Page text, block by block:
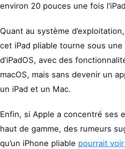
environ 20 pouces une fois
Quant au système
cet iPad pliable tourne sous
d’iPadOS, avec des
macOS, mais sans devenir un
un iPad et un Mac.
Enfin, si Apple a concentré ses
haut de gamme, des rumeurs
qu’un iPhone pliable pourrait